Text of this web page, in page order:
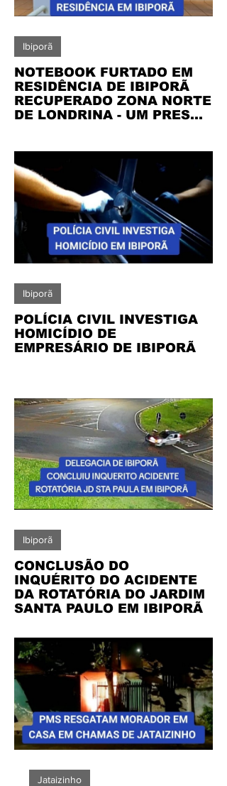
NOTEBOOK FURTADO EM
RESIDÊNCIA DE IBIPORÃ
RECUPERADO ZONA NORTE
DE LONDRINA - UM PRESO
Ibiporã
POLÍCIA CIVIL INVESTIGA
HOMICÍDIO DE
EMPRESÁRIO DE IBIPORÃ
Ibiporã
CONCLUSÃO DO
INQUÉRITO DO ACIDENTE
DA ROTATÓRIA DO JARDIM
SANTA PAULO EM IBIPORÃ
Ibiporã
Jataizinho